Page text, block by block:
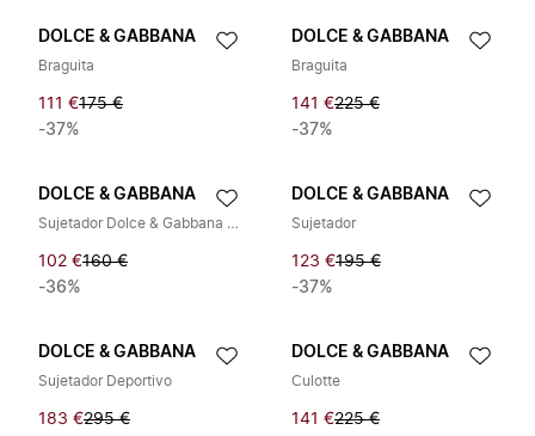
DOLCE & GABBANA
Braguita
111 €175 €
-37%
DOLCE & GABBANA
Braguita
141 €225 €
-37%
DOLCE & GABBANA
Sujetador Dolce & Gabbana para Mujer
102 €160 €
-36%
DOLCE & GABBANA
Sujetador
123 €195 €
-37%
DOLCE & GABBANA
Sujetador Deportivo
183 €295 €
DOLCE & GABBANA
Culotte
141 €225 €